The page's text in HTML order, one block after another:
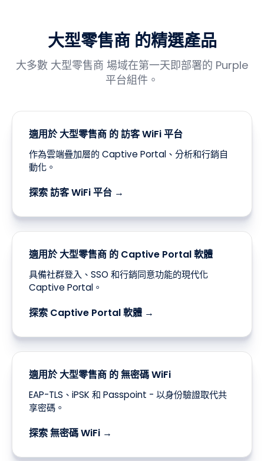
大型零售商 的精選產品
大多數 大型零售商 場域在第一天即部署的 Purple
平台組件。
適用於 大型零售商 的 訪客 WiFi 平台
作為雲端疊加層的 Captive Portal、分析和行銷自
動化。
探索 訪客 WiFi 平台 →
適用於 大型零售商 的 Captive Portal 軟體
具備社群登入、SSO 和行銷同意功能的現代化
Captive Portal。
探索 Captive Portal 軟體 →
適用於 大型零售商 的 無密碼 WiFi
EAP-TLS、iPSK 和 Passpoint - 以身份驗證取代共
享密碼。
探索 無密碼 WiFi →